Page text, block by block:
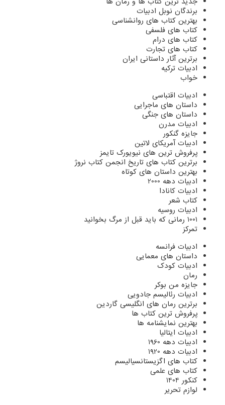
برندگان نوبل ادبیات
بهترین کتاب های روانشناسی
کتاب های فلسفی
کتاب های درام
کتاب های تجارت
برترین آثار داستانی ایران
ادبیات ترکیه
خواب
ادبیات اقتباسی
داستان های ماجرایی
داستان های جنگی
ادبیات مدرن
جایزه گنکور
ادبیات آمریکای لاتین
پرفروش ترین های نیویورک تایمز
برترین کتاب های تاریخ انجمن کتاب نروژ
بهترین داستان های کوتاه
ادبیات دهه 2000
ادبیات کانادا
کتاب شعر
ادبیات روسیه
1001 رمانی که باید قبل از مرگ بخوانید
تمرکز
ادبیات فرانسه
داستان های معمایی
ادبیات کودک
رمان
جایزه من بوکر
ادبیات رئالیسم جادویی
برترین رمان های انگلیسی گاردین
پرفروش ترین کتاب ها
بهترین نمایشنامه ها
ادبیات ایتالیا
ادبیات دهه 1960
ادبیات دهه 1920
کتاب های اگزیستانسیالیسم
کتاب های علمی
کنکور 1404
لوازم تحریر